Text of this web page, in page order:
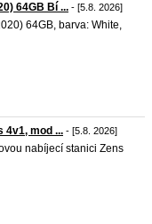
64GB Bí ... - [5.8. 2026]
64GB, barva: White,
4v1, mod ... - [5.8. 2026]
nabíjecí stanici Zens